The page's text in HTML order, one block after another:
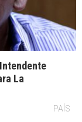
La
PAÍS